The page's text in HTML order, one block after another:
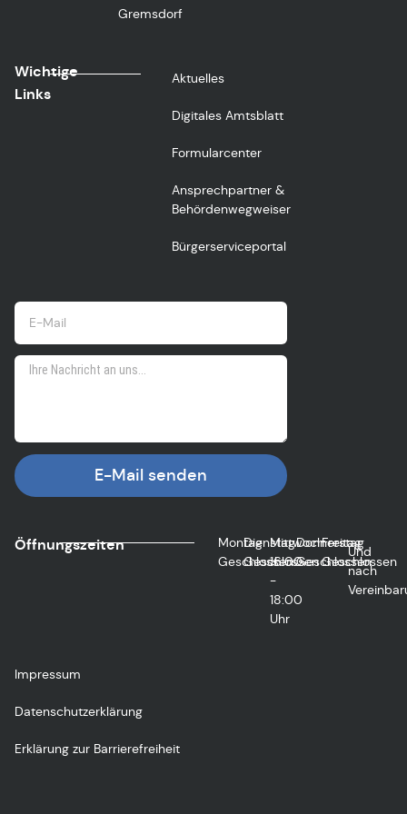
Gremsdorf
Wichtige
Links
Aktuelles
Digitales Amtsblatt
Formularcenter
Ansprechpartner &
Behördenwegweiser
Bürgerserviceportal
E-Mail senden
Öffnungszeiten
Montag
Geschlossen
Dienstag
Geschlossen
Mittwoch
16:00
-
18:00
Uhr
Donnerstag
Geschlossen
Freitag
Geschlossen
Und
nach
Impressum
Datenschutzerklärung
Erklärung zur Barrierefreiheit